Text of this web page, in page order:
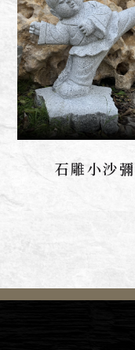
聯絡我們石雕小沙彌